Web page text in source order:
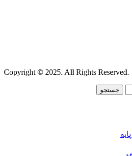
Copyright© 2025. All Rights Reserved.
جستجو